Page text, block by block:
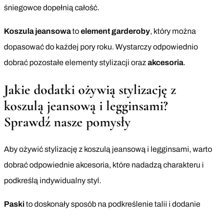
śniegowce dopełnią całość.
Koszula jeansowatoelement garderoby, który można
dopasować do każdej pory roku. Wystarczy odpowiednio
dobrać pozostałe elementy stylizacji oraz akcesoria.
Jakie dodatki ożywią stylizację z
koszulą jeansową i legginsami?
Sprawdź nasze pomysły
Aby ożywić stylizację z koszulą jeansową i legginsami, warto
dobrać odpowiednie akcesoria, które nadadzą charakteru i
podkreślą indywidualny styl.
Paskito doskonały sposób na podkreślenie talii i dodanie